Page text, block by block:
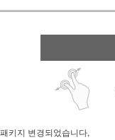
패키지 변경되었습니다,